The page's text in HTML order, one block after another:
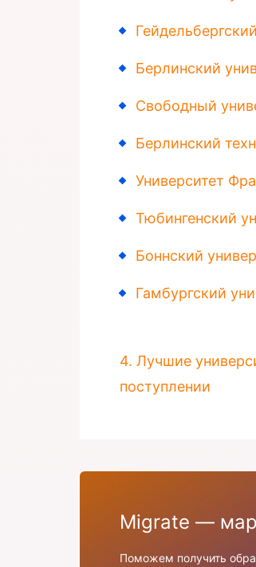
Берлинский
Свободный
Берлинский
Университет
Тюбингенский
Боннский
Гамбургский
4. Лучшие
поступлении
Migrate —
Поможем получить